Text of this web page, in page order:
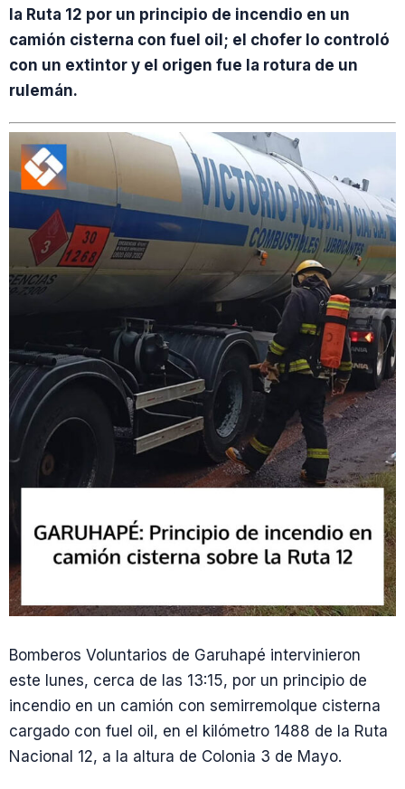
la Ruta 12 por un principio de incendio en un
camión cisterna con fuel oil; el chofer lo controló
con un extintor y el origen fue la rotura de un
rulemán.
Bomberos Voluntarios de Garuhapé intervinieron
este lunes, cerca de las 13:15, por un principio de
incendio en un camión con semirremolque cisterna
cargado con fuel oil, en el kilómetro 1488 de la Ruta
Nacional 12, a la altura de Colonia 3 de Mayo.